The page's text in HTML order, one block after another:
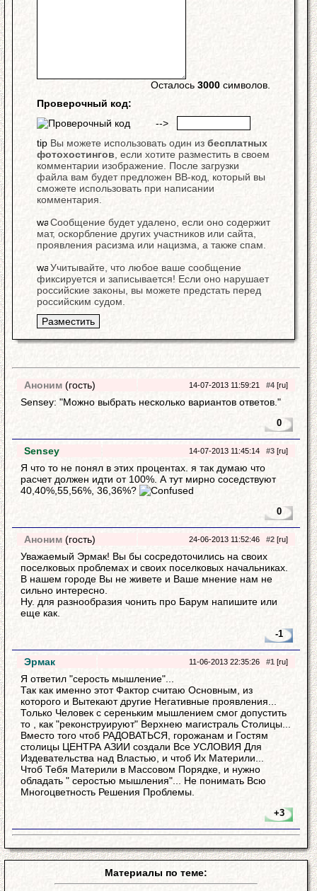
Осталось 3000 символов.
Проверочный код:
-->
Вы можете использовать один из бесплатных
фотохостингов , если хотите разместить в своем
комментарии изображение. После загрузки
файла вам будет предложен BB-код, который вы
сможете использовать при написании
комментария.
Сообщение будет удалено, если оно содержит
мат, оскорбление других участников или сайта,
проявления расизма или нацизма, а также спам.
Учитывайте, что любое ваше сообщение
фиксируется и записывается! Если оно нарушает
российские законы, вы можете предстать перед
российским судом.
Аноним (гость) 14-07-2013 11:59:21 #4 [ru]
Sensey: "Можно выбрать несколько вариантов ответов."
0
Sensey 14-07-2013 11:45:14 #3 [ru]
Я что то не понял в этих процентах. я так думаю что
расчет должен идти от 100%. А тут мирно соседствуют
40,40%,55,56%, 36,36%?
0
Аноним (гость) 24-06-2013 11:52:46 #2 [ru]
Уважаемый Эрмак! Вы бы сосредоточились на своих
поселковых проблемах и своих поселковых начальниках.
В нашем городе Вы не живете и Ваше мнение нам не
сильно интересно.
Ну. для разнообразия чонить про Барум напишите или
еще как.
-1
Эрмак 11-06-2013 22:35:26 #1 [ru]
Я ответил "серость мышление"...
Так как именно этот Фактор считаю Основным, из
которого и Вытекают другие Негативные проявления...
Только Человек с сереньким мышлением смог допустить
то , как "реконструируют" Верхнею магистраль Столицы...
Вместо того чтоб РАДОВАТЬСЯ, горожанам и Гостям
столицы ЦЕНТРА АЗИИ создали Все УСЛОВИЯ Для
Издевательства над Властью, и чтоб Их Материли...
Чтоб Тебя Материли в Массовом Порядке, и нужно
обладать " серостью мышления"... Не понимать Всю
Многоцветность Решения Проблемы.
+3
Материалы по теме: